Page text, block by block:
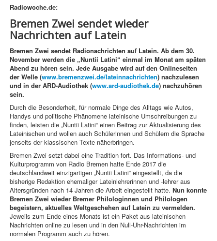
Radiowoche.de:
Bremen Zwei sendet wieder
Nachrichten auf Latein
Bremen Zwei sendet Radionachrichten auf Latein. Ab dem 30.
November werden die „Nuntii Latini“ einmal im Monat am späten
Abend zu hören sein. Jede Ausgabe wird auf den Onlineseiten
der Welle (www.bremenzwei.de/lateinnachrichten) nachzulesen
und in der ARD-Audiothek (www.ard-audiothek.de) nachzuhören
sein.
Durch die Besonderheit, für normale Dinge des Alltags wie Autos,
Handys und politische Phänomene lateinische Umschreibungen zu
finden, leisten die „Nuntii Latini“ einen Beitrag zur Aktualisierung des
Lateinischen und wollen auch Schülerinnen und Schülern die Sprache
jenseits der klassischen Texte näherbringen.
Bremen Zwei setzt dabei eine Tradition fort. Das Informations- und
Kulturprogramm von Radio Bremen hatte Ende 2017 die
deutschlandweit einzigartigen „Nuntii Latini“ eingestellt, da die
bisherige Redaktion ehemaliger Lateinlehrerinnen und -lehrer aus
Altersgründen nach 14 Jahren die Arbeit eingestellt hatte. Nun konnte
Bremen Zwei wieder Bremer Philologinnen und Philologen
begeistern, aktuelles Weltgeschehen auf Latein zu vermelden.
Jeweils zum Ende eines Monats ist ein Paket aus lateinischen
Nachrichten online zu lesen und in den Null-Uhr-Nachrichten im
normalen Programm auch zu hören.